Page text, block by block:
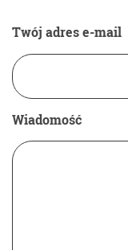
Twój adres e-mail
Wiadomość